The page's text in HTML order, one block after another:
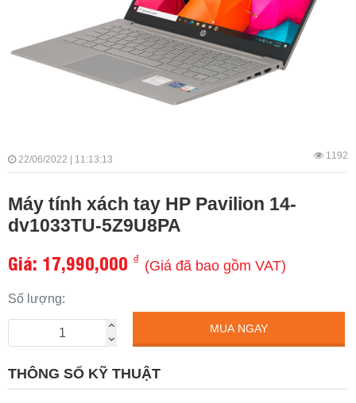
22/06/2022 | 11:13:13 1192
Máy tính xách tay HP Pavilion 14-
dv1033TU-5Z9U8PA
Giá: 17,990,000 ₫ (Giá đã bao gồm VAT)
Số lượng:
MUA NGAY
THÔNG SỐ KỸ THUẬT